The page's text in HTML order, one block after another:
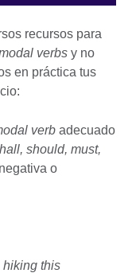
recursos para
verbs y no
en práctica tus
verb adecuado
should, must,
o
hiking this